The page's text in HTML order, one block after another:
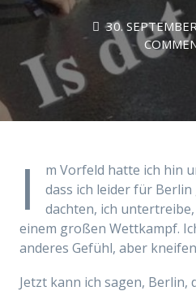
30.
I
m Vorfeld hatte ich hin
dass ich leider für Berlin
dachten, ich
einem großen Wettkampf.
anderes Gefühl, aber
Jetzt kann ich sagen, Berlin,